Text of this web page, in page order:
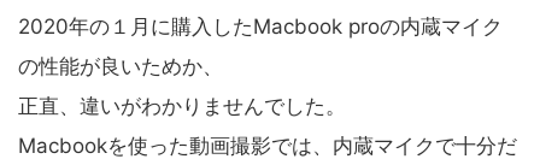
2020年の１月に購入したMacbook proの内蔵マイク
の性能が良いためか、
正直、違いがわかりませんでした。
Macbookを使った動画撮影では、内蔵マイクで十分だ